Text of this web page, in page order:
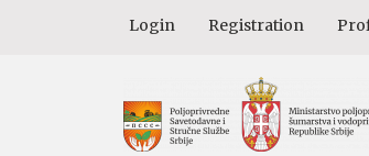
Login Registration